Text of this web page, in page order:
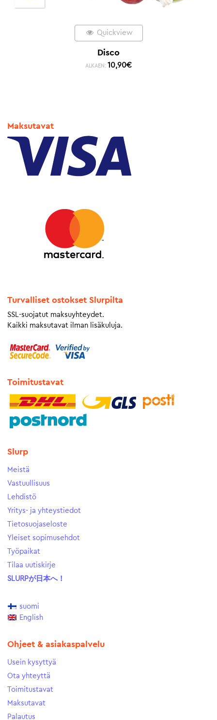
Quickview
Disco
ALKAEN: 10,90€
Maksutavat
Turvalliset ostokset Slurpilta
SSL-suojatut maksuyhteydet.
Kaikki maksutavat ilman lisäkuluja.
Toimitustavat
Slurp
Meistä
Vastuullisuus
Lehdistö
Yritys- ja yhteystiedot
Tietosuojaseloste
Yleiset sopimusehdot
Työpaikat
Tilaa uutiskirje
SLURPが日本へ！
suomi
English
Ohjeet & asiakaspalvelu
Usein kysyttyä
Ota yhteyttä
Toimitustavat
Maksutavat
Palautus